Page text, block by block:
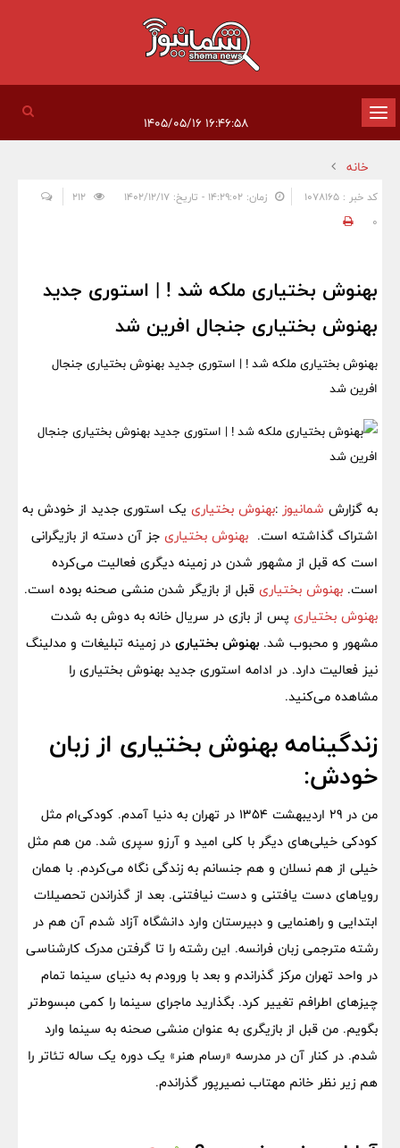
تغییر
وضعیت
ناوبری
خانه
کد خبر : 1078165 زمان: ۱۴:۲۹:۰۲ - تاریخ: ۱۴۰۲/۱۲/۱۷
0
بهنوش بختیاری ملکه شد ! | استوری جدید
بهنوش بختیاری جنجال افرین شد
بهنوش بختیاری ملکه شد ! | استوری جدید بهنوش بختیاری جنجال
افرین شد
به گزارش شمانیوز :بهنوش بختیاری یک استوری جدید از خودش به
اشتراک گذاشته است. بهنوش بختیاری جز آن دسته از بازیگرانی
است که قبل از مشهور شدن در زمینه دیگری فعالیت می‌کرده
است. بهنوش بختیاری قبل از بازیگر شدن منشی صحنه بوده است.
بهنوش بختیاری پس از بازی در سریال خانه به دوش به شدت
مشهور و محبوب شد. بهنوش بختیاری در زمینه تبلیغات و مدلینگ
نیز فعالیت دارد. در ادامه استوری جدید بهنوش بختیاری را
مشاهده می‌کنید.
زندگینامه بهنوش بختیاری از زبان
خودش:
من در 29 اردیبهشت 1354 در تهران به دنیا آمدم. کودکی‌ام مثل
کودکی خیلی‌های دیگر با کلی امید و آرزو سپری شد. من هم مثل
خیلی از هم نسلان و هم جنسانم به زندگی نگاه می‌کردم. با همان
رویاهای دست یافتنی و دست نیافتنی. بعد از گذراندن تحصیلات
ابتدایی و راهنمایی و دبیرستان وارد دانشگاه آزاد شدم آن هم در
رشته مترجمی زبان فرانسه. این رشته را تا گرفتن مدرک کارشناسی
در واحد تهران مرکز گذراندم و بعد با ورودم به دنیای سینما تمام
چیزهای اطرافم تغییر کرد. بگذارید ماجرای سینما را کمی مبسوط‌تر
بگویم. من قبل از بازیگری به عنوان منشی صحنه به سینما وارد
شدم. در کنار آن در مدرسه «رسام هنر» یک دوره یک ساله تئاتر را
هم زیر نظر خانم مهتاب نصیرپور گذراندم.